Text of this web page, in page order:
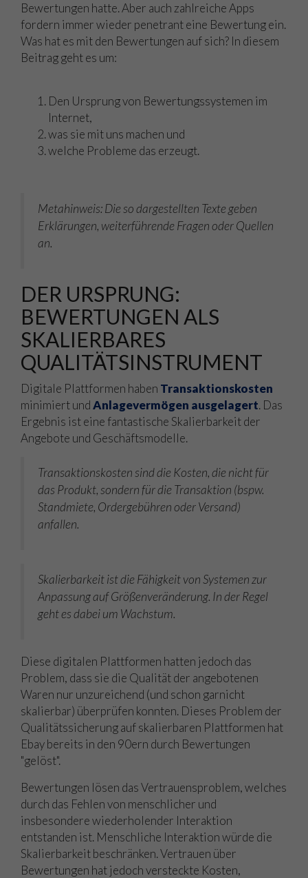
Bewertungen hatte. Aber auch zahlreiche Apps
fordern immer wieder penetrant eine Bewertung ein.
Was hat es mit den Bewertungen auf sich? In diesem
Beitrag geht es um:
Den Ursprung von Bewertungssystemen im
Internet,
was sie mit uns machen und
welche Probleme das erzeugt.
Metahinweis: Die so dargestellten Texte geben
Erklärungen, weiterführende Fragen oder Quellen
an.
DER URSPRUNG:
BEWERTUNGEN ALS
SKALIERBARES
QUALITÄTSINSTRUMENT
Digitale Plattformen haben Transaktionskosten
minimiert undAnlagevermögen ausgelagert. Das
Ergebnis ist eine fantastische Skalierbarkeit der
Angebote und Geschäftsmodelle.
Transaktionskosten sind die Kosten, die nicht für
das Produkt, sondern für die Transaktion (bspw.
Standmiete, Ordergebühren oder Versand)
anfallen.
Skalierbarkeit ist die Fähigkeit von Systemen zur
Anpassung auf Größenveränderung. In der Regel
geht es dabei um Wachstum.
Diese digitalen Plattformen hatten jedoch das
Problem, dass sie die Qualität der angebotenen
Waren nur unzureichend (und schon garnicht
skalierbar) überprüfen konnten. Dieses Problem der
Qualitätssicherung auf skalierbaren Plattformen hat
Ebay bereits in den 90ern durch Bewertungen
"gelöst".
Bewertungen lösen das Vertrauensproblem, welches
durch das Fehlen von menschlicher und
insbesondere wiederholender Interaktion
entstanden ist. Menschliche Interaktion würde die
Skalierbarkeit beschränken. Vertrauen über
Bewertungen hat jedoch versteckte Kosten,